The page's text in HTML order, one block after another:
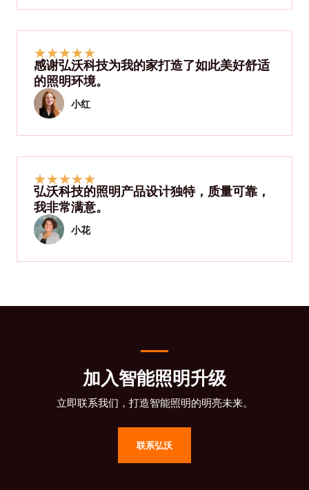
★★★★★
感谢弘沃科技为我的家打造了如此美好舒适
的照明环境。
小红
★★★★★
弘沃科技的照明产品设计独特，质量可靠，
我非常满意。
小花
加入智能照明升级
立即联系我们，打造智能照明的明亮未来。
联系弘沃